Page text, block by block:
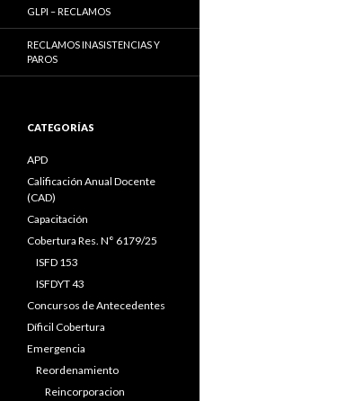
GLPI – RECLAMOS
RECLAMOS INASISTENCIAS Y
PAROS
CATEGORÍAS
APD
Calificación Anual Docente
(CAD)
Capacitación
Cobertura Res. N° 6179/25
ISFD 153
ISFDYT 43
Concursos de Antecedentes
Díficil Cobertura
Emergencia
Reordenamiento
Reincorporacion